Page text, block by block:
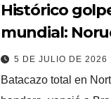
Histórico
mundial:
con un 2-1
5 DE JULIO DE 2026
Batacazo total en